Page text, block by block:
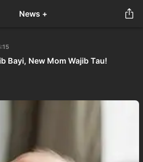
News +
Bayi, New Mom Wajib Tau!